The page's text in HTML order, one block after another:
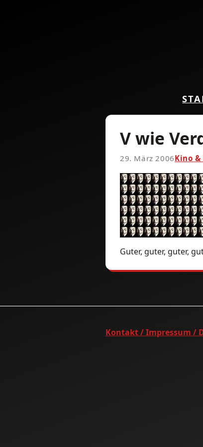
V wie
29. März 2006Kino &
Guter, guter, guter,
Kontakt / Impressum /